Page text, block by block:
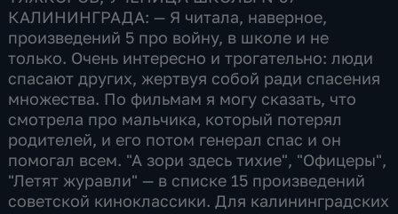
КАЛИНИНГРАДА: — Я читала, наверное,
произведений 5 про войну, в школе и не
только. Очень интересно и трогательно: люди
спасают других, жертвуя собой ради спасения
множества. По фильмам я могу сказать, что
смотрела про мальчика, который потерял
родителей, и его потом генерал спас и он
помогал всем. "А зори здесь тихие", "Офицеры",
"Летят журавли" — в списке 15 произведений
советской киноклассики. Для калининградских